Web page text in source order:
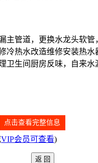
主管道，更换水龙头软管
冷热水改造维修安装热水
卫生间厨房反味，自来水
点击查看完整信息
VIP会员可查看)